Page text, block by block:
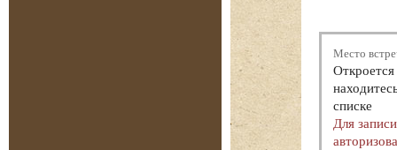
Место
списке
Для